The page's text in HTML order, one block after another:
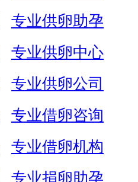
专业供卵助孕
专业供卵中心
专业供卵公司
专业借卵咨询
专业借卵机构
专业捐卵助孕